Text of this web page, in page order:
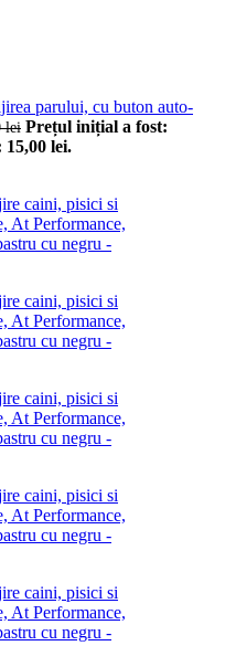
parului, cu buton auto-
lei Prețul inițial a fost:
15,00 lei.